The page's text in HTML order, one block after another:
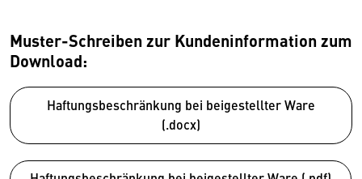
Muster-Schreiben zur Kundeninformation zum
Download:
Haftungsbeschränkung bei beigestellter Ware
(.docx)